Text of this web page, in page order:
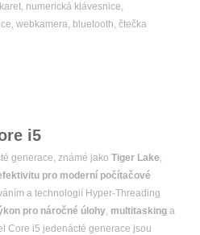
numerická klávesnice,
webkamera, bluetooth, čtečka
i5
generace, známé jako Tiger Lake,
pro moderní počítačové
a technologií Hyper-Threading
pro náročné úlohy, multitasking a
Core i5 jedenácté generace jsou